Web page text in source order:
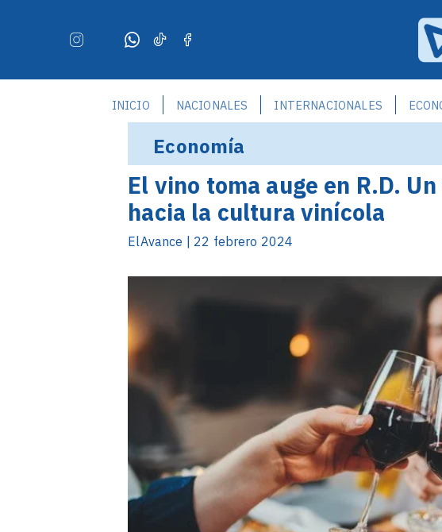
INICIO NACIONALES INTERNACIONALES
Economía
El vino toma auge en R.D.
hacia la cultura vinícola
ElAvance | 22 febrero 2024